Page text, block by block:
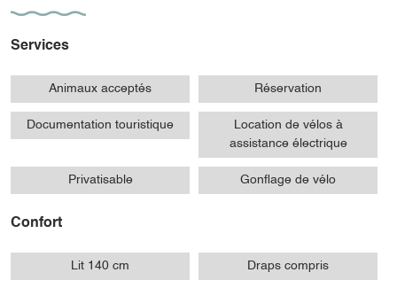
Services
Animaux acceptés Réservation
Documentation touristique
Location de vélos à
assistance électrique
Privatisable Gonflage de vélo
Confort
Lit 140 cm Draps compris